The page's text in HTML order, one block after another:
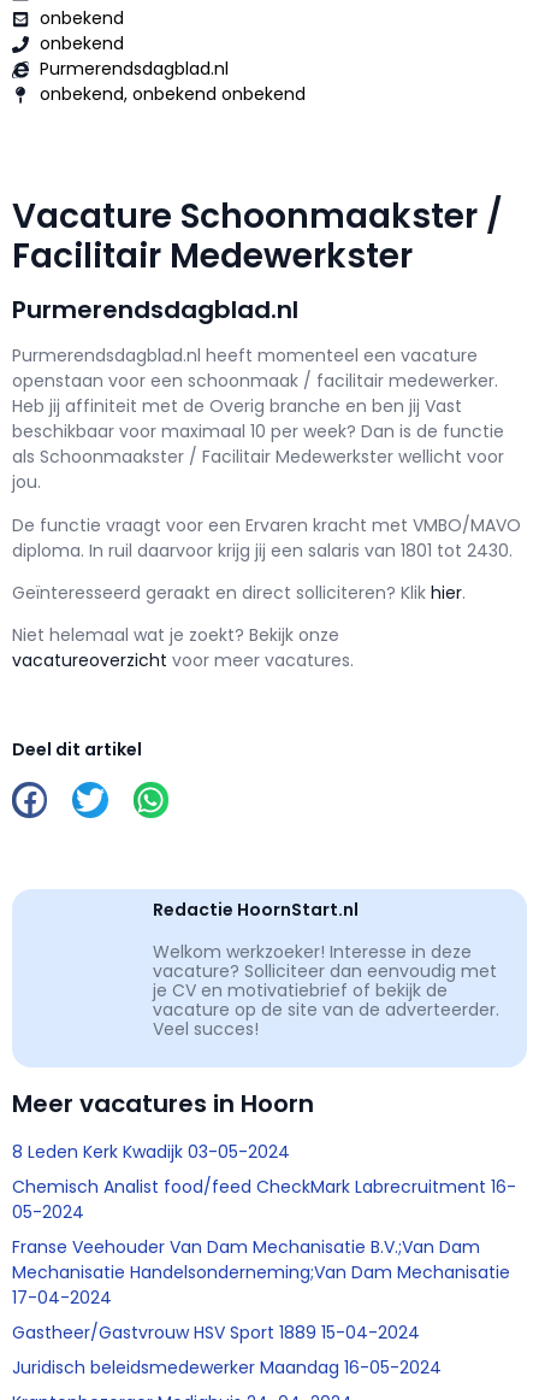
onbekend
onbekend
Purmerendsdagblad.nl
onbekend, onbekend onbekend
Vacature Schoonmaakster /
Facilitair Medewerkster
Purmerendsdagblad.nl
Purmerendsdagblad.nl heeft momenteel een vacature
openstaan voor een schoonmaak / facilitair medewerker.
Heb jij affiniteit met de Overig branche en ben jij Vast
beschikbaar voor maximaal 10 per week? Dan is de functie
als Schoonmaakster / Facilitair Medewerkster wellicht voor
jou.
De functie vraagt voor een Ervaren kracht met VMBO/MAVO
diploma. In ruil daarvoor krijg jij een salaris van 1801 tot 2430.
Geïnteresseerd geraakt en direct solliciteren? Klik hier.
Niet helemaal wat je zoekt? Bekijk onze
vacatureoverzicht voor meer vacatures.
Deel dit artikel
Redactie HoornStart.nl
Welkom werkzoeker! Interesse in deze
vacature? Solliciteer dan eenvoudig met
je CV en motivatiebrief of bekijk de
vacature op de site van de adverteerder.
Veel succes!
Meer vacatures in Hoorn
8 Leden Kerk Kwadijk 03-05-2024
Chemisch Analist food/feed CheckMark Labrecruitment 16-
05-2024
Franse Veehouder Van Dam Mechanisatie B.V.;Van Dam
Mechanisatie Handelsonderneming;Van Dam Mechanisatie
17-04-2024
Gastheer/Gastvrouw HSV Sport 1889 15-04-2024
Juridisch beleidsmedewerker Maandag 16-05-2024